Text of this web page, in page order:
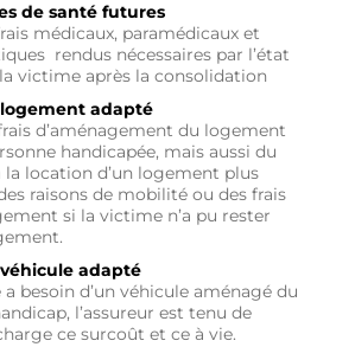
de santé futures
médicaux, paramédicaux et
rendus nécessaires par l’état
victime après la consolidation
logement adapté
d’aménagement du logement
handicapée, mais aussi du
location d’un logement plus
raisons de mobilité ou des frais
si la victime n’a pu rester
adapté
besoin d’un véhicule aménagé du
l’assureur est tenu de
ce surcoût et ce à vie.